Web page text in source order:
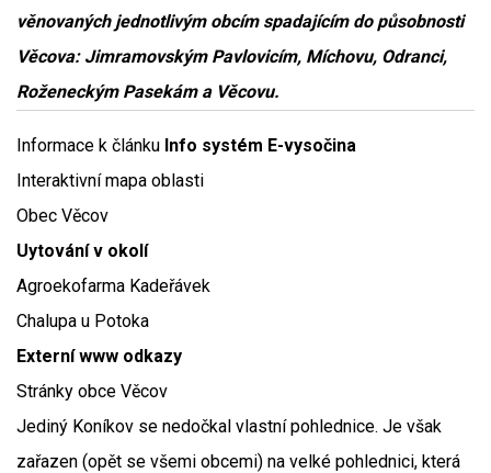
věnovaných jednotlivým obcím spadajícím do působnosti
Věcova: Jimramovským Pavlovicím, Míchovu, Odranci,
Roženeckým Pasekám a Věcovu.
Informace k článku Info systém E-vysočina
Interaktivní mapa oblasti
Obec Věcov
Uytování v okolí
Agroekofarma Kadeřávek
Chalupa u Potoka
Externí www odkazy
Stránky obce Věcov
Jediný Koníkov se nedočkal vlastní pohlednice. Je však
zařazen (opět se všemi obcemi) na velké pohlednici, která